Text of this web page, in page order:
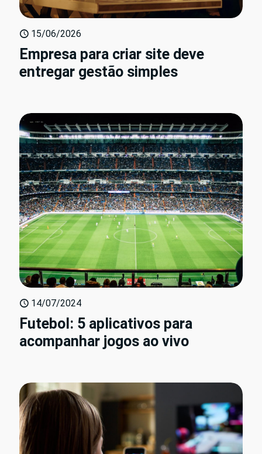
15/06/2026
Empresa para criar site deve
entregar gestão simples
14/07/2024
Futebol: 5 aplicativos para
acompanhar jogos ao vivo